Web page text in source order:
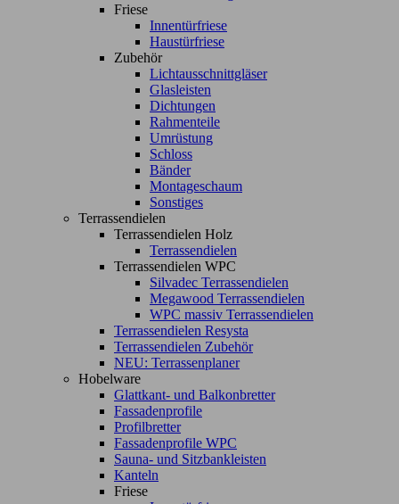
Friese
Innentürfriese
Haustürfriese
Zubehör
Lichtausschnittgläser
Glasleisten
Dichtungen
Rahmenteile
Umrüstung
Schloss
Bänder
Montageschaum
Sonstiges
Terrassendielen
Terrassendielen Holz
Terrassendielen
Terrassendielen WPC
Silvadec Terrassendielen
Megawood Terrassendielen
WPC massiv Terrassendielen
Terrassendielen Resysta
Terrassendielen Zubehör
NEU: Terrassenplaner
Hobelware
Glattkant- und Balkonbretter
Fassadenprofile
Profilbretter
Fassadenprofile WPC
Sauna- und Sitzbankleisten
Kanteln
Friese